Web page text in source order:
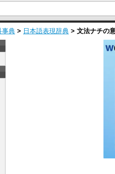
事典 > 日本語表現辞典 > 文法ナチの